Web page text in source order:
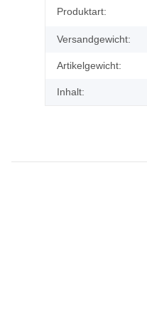
Produkteigenschaft
Wert
Produktart:
Versandgewicht:
Artikelgewicht:
Inhalt: